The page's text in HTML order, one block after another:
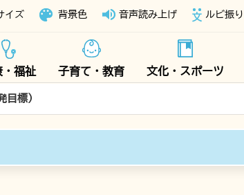
市ホームページ
イズ 背景色 音声読み上げ ルビ振り
・福祉 子育て・教育 文化・スポーツ
目標）